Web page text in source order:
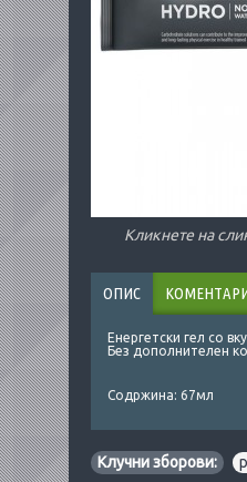
Кликнете на
ОПИС
Енергетски гел со
Без дополнителен
Содржина: 67мл
Клучни зборови: